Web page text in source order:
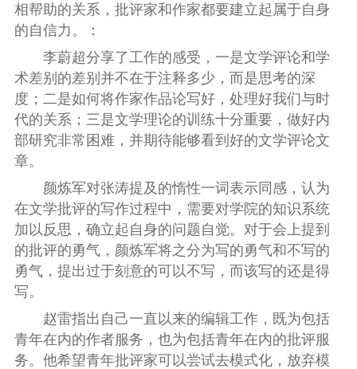
相帮助的关系，批评家和作家都要建立起属于自身
的自信力。：
李蔚超分享了工作的感受，一是文学评论和学
术差别的差别并不在于注释多少，而是思考的深
度；二是如何将作家作品论写好，处理好我们与时
代的关系；三是文学理论的训练十分重要，做好内
部研究非常困难，并期待能够看到好的文学评论文
章。
颜炼军对张涛提及的惰性一词表示同感，认为
在文学批评的写作过程中，需要对学院的知识系统
加以反思，确立起自身的问题自觉。对于会上提到
的批评的勇气，颜炼军将之分为写的勇气和不写的
勇气，提出过于刻意的可以不写，而该写的还是得
写。
赵雷指出自己一直以来的编辑工作，既为包括
青年在内的作者服务，也为包括青年在内的批评服
务。他希望青年批评家可以尝试去模式化，放弃模